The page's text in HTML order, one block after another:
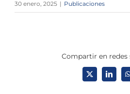
30 enero, 2025 | Publicaciones
Compartir en redes
X